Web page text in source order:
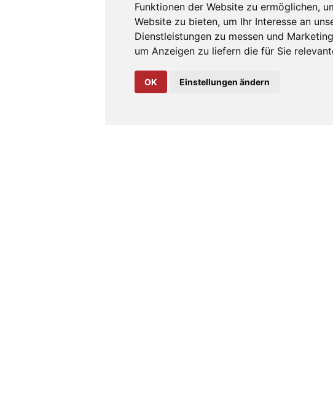
Funktionen der Website zu ermöglichen,
Website zu bieten, um Ihr Interesse an
Dienstleistungen zu messen und
um Anzeigen zu liefern die für Sie
OK Einstellungen ändern